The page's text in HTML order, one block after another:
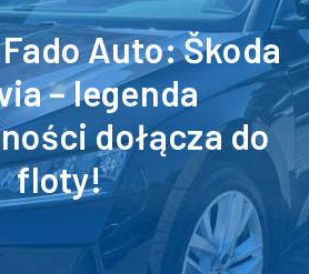
Auto: Škoda
– legenda
dołącza do
floty!